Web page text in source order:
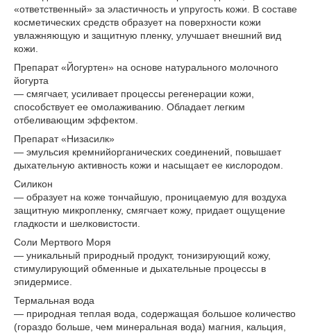
«ответственный» за эластичность и упругость кожи. В составе
косметических средств образует на поверхности кожи
увлажняющую и защитную пленку, улучшает внешний вид
кожи.
Препарат «Йогуртен» на основе натурального молочного
йогурта
— смягчает, усиливает процессы регенерации кожи,
способствует ее омолаживанию. Обладает легким
отбеливающим эффектом.
Препарат «Низасилк»
— эмульсия кремнийорганических соединений, повышает
дыхательную активность кожи и насыщает ее кислородом.
Силикон
— образует на коже тончайшую, проницаемую для воздуха
защитную микропленку, смягчает кожу, придает ощущение
гладкости и шелковистости.
Соли Мертвого Моря
— уникальный природный продукт, тонизирующий кожу,
стимулирующий обменные и дыхательные процессы в
эпидермисе.
Термальная вода
— природная теплая вода, содержащая большое количество
(гораздо больше, чем минеральная вода) магния, кальция,